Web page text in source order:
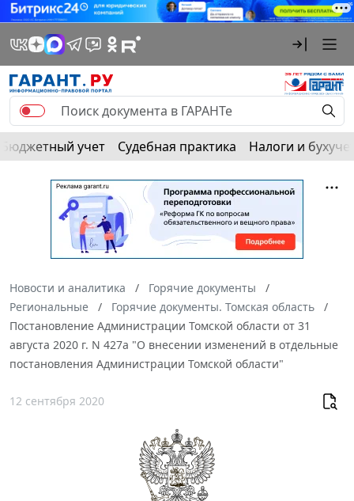
Бюджетный учет Судебная практика Налоги и
Новости и аналитика
Горячие документы
Региональные
Горячие документы. Томская область
Постановление Администрации Томской области от 31
августа 2020 г. N 427а "О внесении изменений в отдельные
постановления Администрации Томской области"
12 сентября 2020